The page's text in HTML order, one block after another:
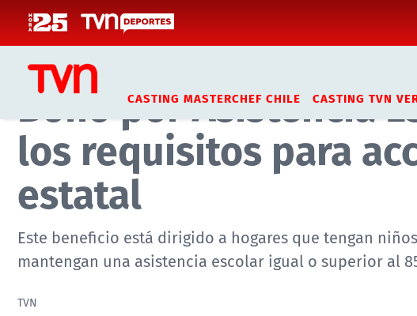
CASTING MASTERCHEF CHILE CASTING TVN
Inicio Noticias
Bono por Asistencia
los requisitos para
estatal
Este beneficio está dirigido a hogares que tengan
mantengan una asistencia escolar igual o superior al
TVN